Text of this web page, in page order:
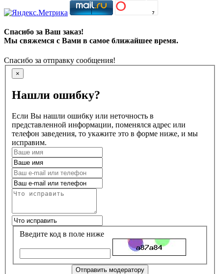
Спасибо за Ваш заказ!
Мы свяжемся с Вами в самое ближайшее время.
Спасибо за отправку сообщения!
×
Нашли ошибку?
Если Вы нашли ошибку или неточность в
представленной информации, поменялся адрес или
телефон заведения, то укажите это в форме ниже, и мы
исправим.
Введите код в поле ниже
Отправить модератору